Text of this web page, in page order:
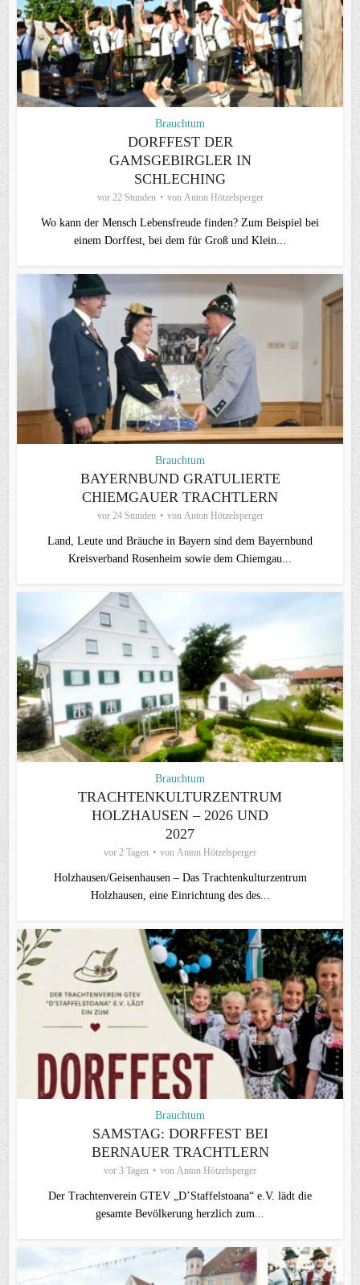
Brauchtum
DORFFEST DER
GAMSGEBIRGLER IN
SCHLECHING
vor 22 Stunden von Anton Hötzelsperger
Wo kann der Mensch Lebensfreude finden? Zum Beispiel bei
einem Dorffest, bei dem für Groß und Klein...
Brauchtum
BAYERNBUND GRATULIERTE
CHIEMGAUER TRACHTLERN
vor 24 Stunden von Anton Hötzelsperger
Land, Leute und Bräuche in Bayern sind dem Bayernbund
Kreisverband Rosenheim sowie dem Chiemgau...
Brauchtum
TRACHTENKULTURZENTRUM
HOLZHAUSEN – 2026 UND
2027
vor 2 Tagen von Anton Hötzelsperger
Holzhausen/Geisenhausen – Das Trachtenkulturzentrum
Holzhausen, eine Einrichtung des des...
Brauchtum
SAMSTAG: DORFFEST BEI
BERNAUER TRACHTLERN
vor 3 Tagen von Anton Hötzelsperger
Der Trachtenverein GTEV „D’Staffelstoana“ e.V. lädt die
gesamte Bevölkerung herzlich zum...